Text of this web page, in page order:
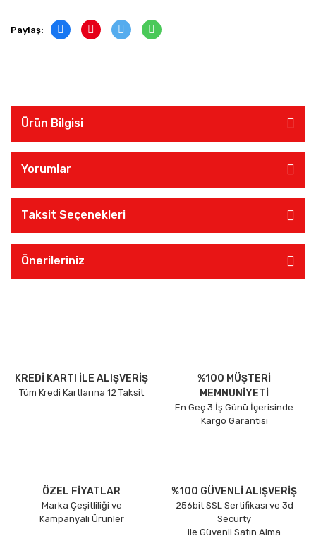
Paylaş:
Ürün Bilgisi
Yorumlar
Taksit Seçenekleri
Önerileriniz
KREDİ KARTI İLE ALIŞVERİŞ
Tüm Kredi Kartlarına 12 Taksit
%100 MÜŞTERİ
MEMNUNİYETİ
En Geç 3 İş Günü İçerisinde
Kargo Garantisi
ÖZEL FİYATLAR
Marka Çeşitliliği ve
Kampanyalı Ürünler
%100 GÜVENLİ ALIŞVERİŞ
256bit SSL Sertifikası ve 3d
Securty
ile Güvenli Satın Alma